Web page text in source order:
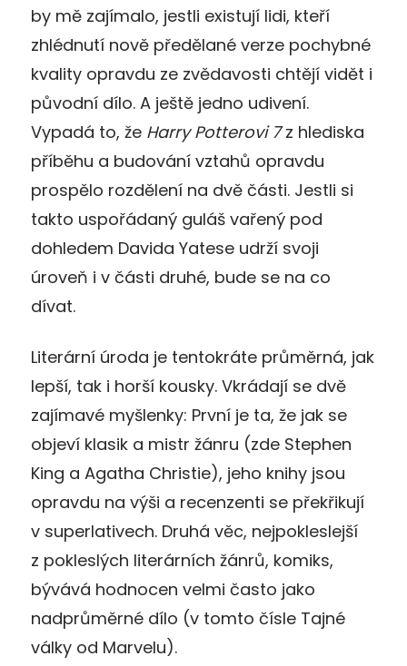
by mě zajímalo, jestli existují lidi, kteří
zhlédnutí nově předělané verze pochybné
kvality opravdu ze zvědavosti chtějí vidět i
původní dílo. A ještě jedno udivení.
Vypadá to, že Harry Potterovi 7z hlediska
příběhu a budování vztahů opravdu
prospělo rozdělení na dvě části. Jestli si
takto uspořádaný guláš vařený pod
dohledem Davida Yatese udrží svoji
úroveň i v části druhé, bude se na co
dívat.
Literární úroda je tentokráte průměrná, jak
lepší, tak i horší kousky. Vkrádají se dvě
zajímavé myšlenky: První je ta, že jak se
objeví klasik a mistr žánru (zde Stephen
King a Agatha Christie), jeho knihy jsou
opravdu na výši a recenzenti se překřikují
v superlativech. Druhá věc, nejpokleslejší
z pokleslých literárních žánrů, komiks,
bývává hodnocen velmi často jako
nadprůměrné dílo (v tomto čísle Tajné
války od Marvelu).